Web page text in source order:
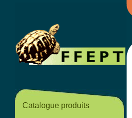
Catalogue produits